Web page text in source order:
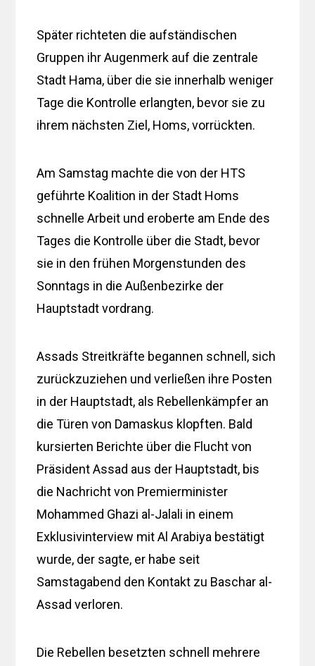
Später richteten die aufständischen
Gruppen ihr Augenmerk auf die zentrale
Stadt Hama, über die sie innerhalb weniger
Tage die Kontrolle erlangten, bevor sie zu
ihrem nächsten Ziel, Homs, vorrückten.
Am Samstag machte die von der HTS
geführte Koalition in der Stadt Homs
schnelle Arbeit und eroberte am Ende des
Tages die Kontrolle über die Stadt, bevor
sie in den frühen Morgenstunden des
Sonntags in die Außenbezirke der
Hauptstadt vordrang.
Assads Streitkräfte begannen schnell, sich
zurückzuziehen und verließen ihre Posten
in der Hauptstadt, als Rebellenkämpfer an
die Türen von Damaskus klopften. Bald
kursierten Berichte über die Flucht von
Präsident Assad aus der Hauptstadt, bis
die Nachricht von Premierminister
Mohammed Ghazi al-Jalali in einem
Exklusivinterview mit Al Arabiya bestätigt
wurde, der sagte, er habe seit
Samstagabend den Kontakt zu Baschar al-
Assad verloren.
Die Rebellen besetzten schnell mehrere